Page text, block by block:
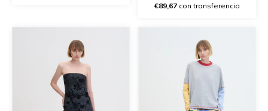
€89,67 con transferencia